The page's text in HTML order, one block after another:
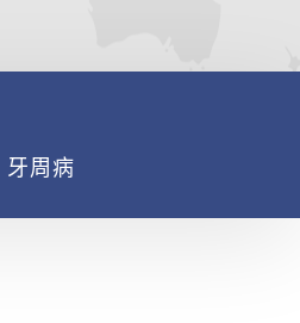
牙周病